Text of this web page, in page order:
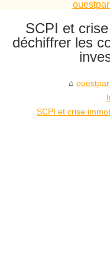
SCPI et
déchiffrer les
SCPI et crise